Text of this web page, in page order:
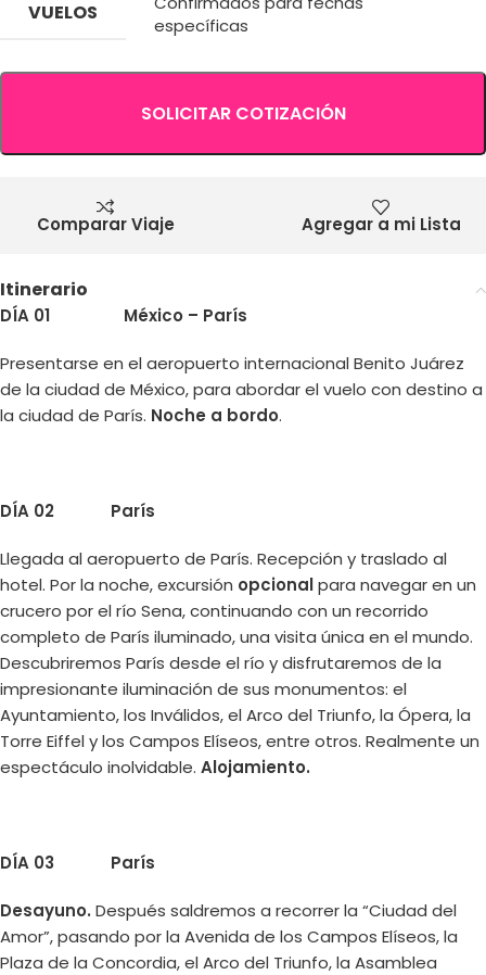
VUELOS
específicas
SOLICITAR COTIZACIÓN
Comparar Viaje Agregar a mi Lista
Itinerario
DÍA 01 México – París
Presentarse en el aeropuerto internacional Benito Juárez
de la ciudad de México, para abordar el vuelo con destino a
la ciudad de París. Noche a bordo.
DÍA 02 París
Llegada al aeropuerto de París. Recepción y traslado al
hotel. Por la noche, excursión opcionalpara navegar en un
crucero por el río Sena, continuando con un recorrido
completo de París iluminado, una visita única en el mundo.
Descubriremos París desde el río y disfrutaremos de la
impresionante iluminación de sus monumentos: el
Ayuntamiento, los Inválidos, el Arco del Triunfo, la Ópera, la
Torre Eiffel y los Campos Elíseos, entre otros. Realmente un
espectáculo inolvidable. Alojamiento.
DÍA 03 París
Desayuno. Después saldremos a recorrer la “Ciudad del
Amor”, pasando por la Avenida de los Campos Elíseos, la
Plaza de la Concordia, el Arco del Triunfo, la Asamblea